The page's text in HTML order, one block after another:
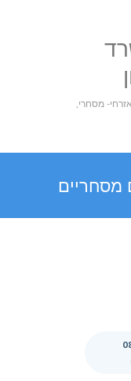
מסחרי,
מסחריים
08:00-